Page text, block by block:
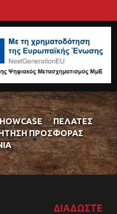
ΠΕΛΆΤΕΣ
ΠΡΟΣΦΟΡΆΣ
ΔΙΑΔΏΣΤΕ